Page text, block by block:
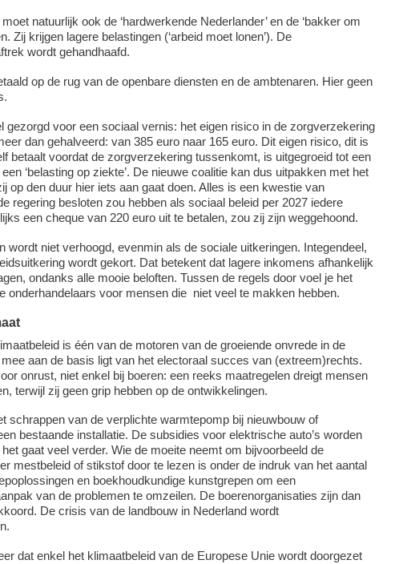
natuurlijk ook de ‘hardwerkende Nederlander’ en de ‘bakker om
Zij krijgen lagere belastingen (‘arbeid moet lonen’). De
wordt gehandhaafd.
op de rug van de openbare diensten en de ambtenaren. Hier geen
gezorgd voor een sociaal vernis: het eigen risico in de zorgverzekering
dan gehalveerd: van 385 euro naar 165 euro. Dit eigen risico, dit is
betaalt voordat de zorgverzekering tussenkomt, is uitgegroeid tot een
‘belasting op ziekte’. De nieuwe coalitie kan dus uitpakken met het
op den duur hier iets aan gaat doen. Alles is een kwestie van
regering besloten zou hebben als sociaal beleid per 2027 iedere
een cheque van 220 euro uit te betalen, zou zij zijn weggehoond.
wordt niet verhoogd, evenmin als de sociale uitkeringen. Integendeel,
wordt gekort. Dat betekent dat lagere inkomens afhankelijk
ondanks alle mooie beloften. Tussen de regels door voel je het
onderhandelaars voor mensen die niet veel te makken hebben.
is één van de motoren van de groeiende onvrede in de
aan de basis ligt van het electoraal succes van (extreem)rechts.
onrust, niet enkel bij boeren: een reeks maatregelen dreigt mensen
terwijl zij geen grip hebben op de ontwikkelingen.
schrappen van de verplichte warmtepomp bij nieuwbouw of
bestaande installatie. De subsidies voor elektrische auto’s worden
gaat veel verder. Wie de moeite neemt om bijvoorbeeld de
mestbeleid of stikstof door te lezen is onder de indruk van het aantal
en boekhoudkundige kunstgrepen om een
van de problemen te omzeilen. De boerenorganisaties zijn dan
De crisis van de landbouw in Nederland wordt
dat enkel het klimaatbeleid van de Europese Unie wordt doorgezet